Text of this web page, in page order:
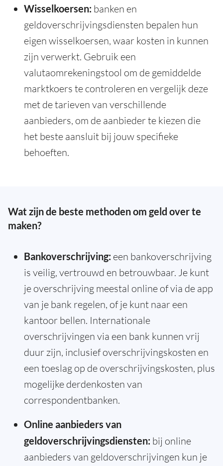
Wisselkoersen: banken en
geldoverschrijvingsdiensten bepalen hun
eigen wisselkoersen, waar kosten in kunnen
zijn verwerkt. Gebruik een
valutaomrekeningstool om de gemiddelde
marktkoers te controleren en vergelijk deze
met de tarieven van verschillende
aanbieders, om de aanbieder te kiezen die
het beste aansluit bij jouw specifieke
behoeften.
Wat zijn de beste methoden om geld over te
maken?
Bankoverschrijving: een bankoverschrijving
is veilig, vertrouwd en betrouwbaar. Je kunt
je overschrijving meestal online of via de app
van je bank regelen, of je kunt naar een
kantoor bellen. Internationale
overschrijvingen via een bank kunnen vrij
duur zijn, inclusief overschrijvingskosten en
een toeslag op de overschrijvingskosten, plus
mogelijke derdenkosten van
correspondentbanken.
Online aanbieders van
geldoverschrijvingsdiensten: bij online
aanbieders van geldoverschrijvingen kun je